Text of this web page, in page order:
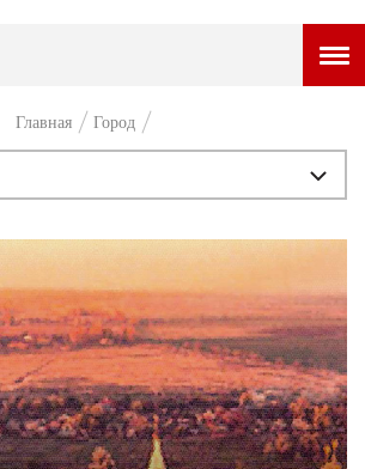
ГОРОДСКОЙ ПОРТАЛ
ПРЕМЬЕРА
ТАМ И ТУТ
СТИЛЬ ЖИЗНИ
ХАЙП
ЧЕЛОВЕК ОСОБЕННЫЙ
Главная Город